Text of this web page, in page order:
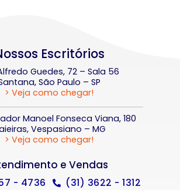
Escritórios
Guedes, 72 – Sala 56
São Paulo – SP
> Veja como chegar!
Manoel Fonseca Viana, 180
Vespasiano – MG
> Veja como chegar!
e Vendas
- 4736
(31) 3622 - 1312